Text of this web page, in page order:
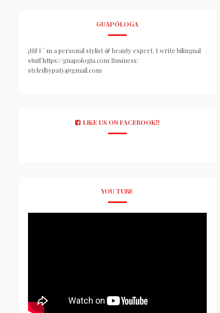
GUAPÓLOGA
¡Hi! I ´ m a personal stylist & beauty expert. I write bilingual
stuff https://guapologia.com Business:
styledbypaty@gmail.com
LIKE US ON FACEBOOK!!
YOU TUBE